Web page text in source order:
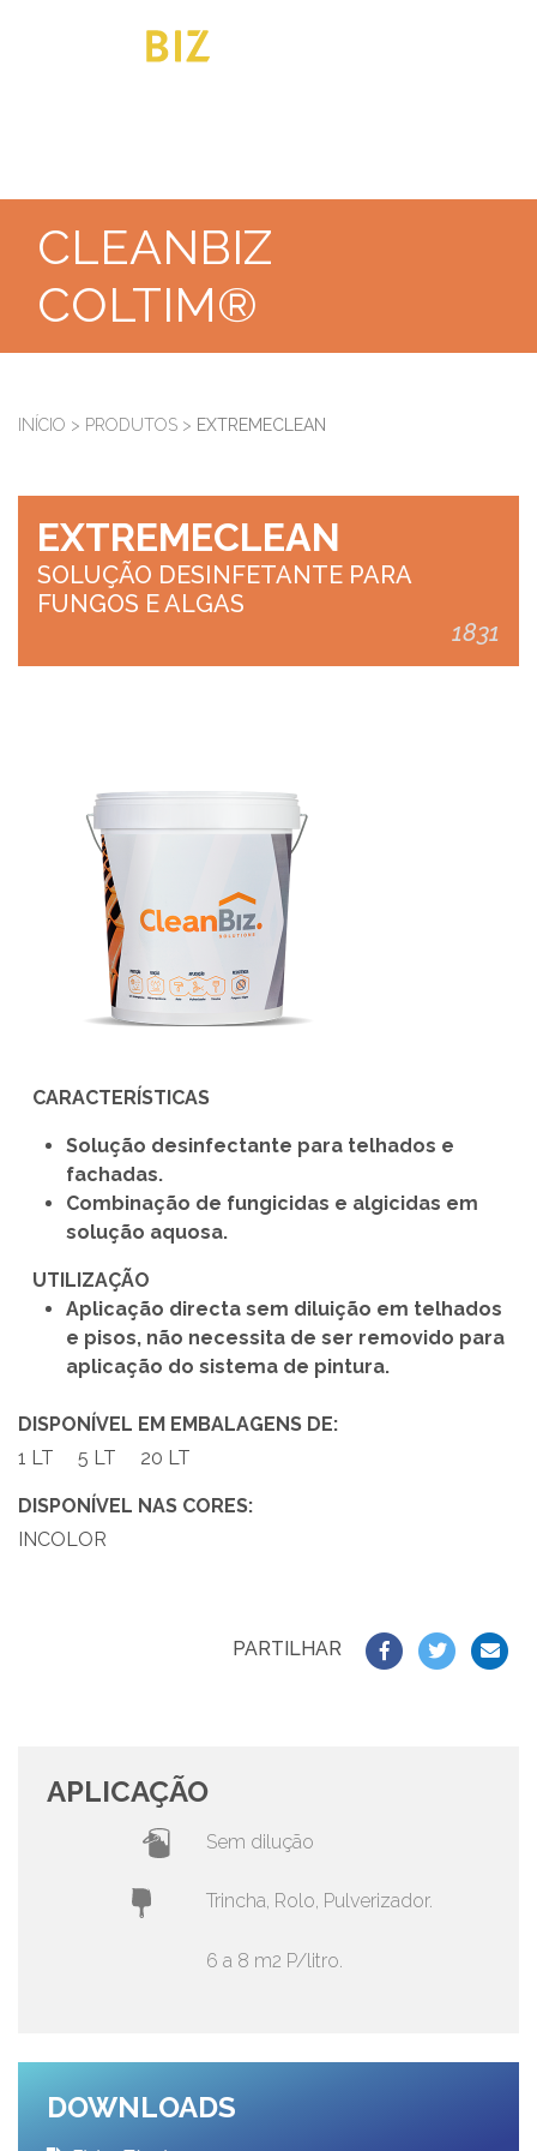
CLEANBIZ
COLTIM®
INÍCIO > PRODUTOS > EXTREMECLEAN
EXTREMECLEAN
SOLUÇÃO DESINFETANTE PARA
FUNGOS E ALGAS
1831
CARACTERÍSTICAS
Solução desinfectante para telhados e
fachadas.
Combinação de fungicidas e algicidas em
solução aquosa.
UTILIZAÇÃO
Aplicação directa sem diluição em telhados
e pisos, não necessita de ser removido para
aplicação do sistema de pintura.
DISPONÍVEL EM EMBALAGENS DE:
1 LT
5 LT 20 LT
DISPONÍVEL NAS CORES:
INCOLOR
PARTILHAR
APLICAÇÃO
Sem dilução
Trincha, Rolo, Pulverizador.
6 a 8 m2 P/litro.
DOWNLOADS